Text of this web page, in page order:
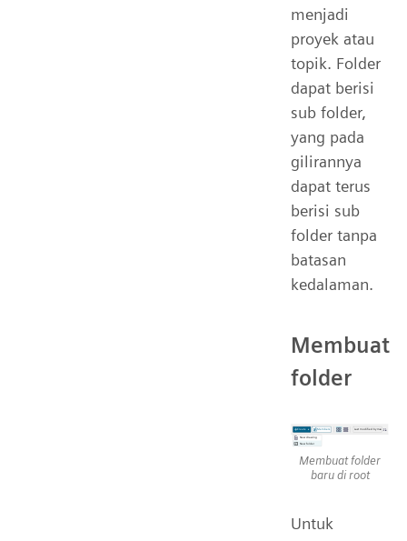
menjadi
proyek atau
topik. Folder
dapat berisi
sub folder,
yang pada
gilirannya
dapat terus
berisi sub
folder tanpa
batasan
kedalaman.
Membuat
folder
Membuat folder
baru di root
Untuk